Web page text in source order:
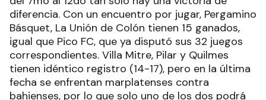
diferencia. Con un encuentro por jugar, Pergamino
Básquet, La Unión de Colón tienen 15 ganados,
igual que Pico FC, que ya disputó sus 32 juegos
correspondientes. Villa Mitre, Pilar y Quilmes
tienen idéntico registro (14-17), pero en la última
fecha se enfrentan marplatenses contra
bahienses, por lo que solo uno de los dos podrá